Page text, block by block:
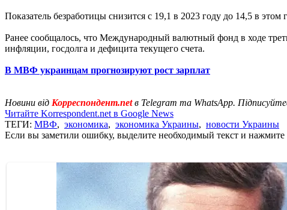
Показатель безработицы снизится с 19,1 в 2023 году до 14,5 в
Ранее сообщалось, что Международный валютный фонд в ходе
инфляции, госдолга и дефицита текущего счета.
В МВФ украинцам прогнозируют рост зарплат
Новини від Корреспондент.netв Telegram та WhatsApp.
Читайте Korrespondent.net в Google News
ТЕГИ: МВФ, экономика, экономика Украины, новости Украины
Если вы заметили ошибку, выделите необходимый текст и